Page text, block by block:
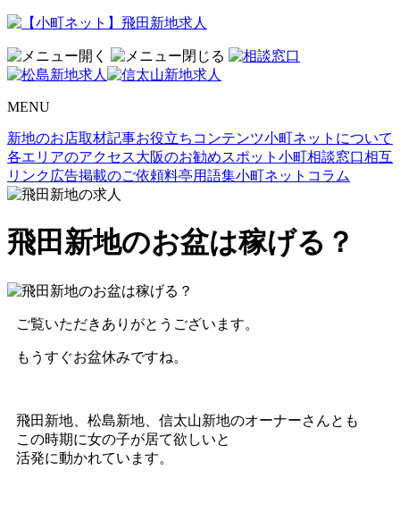
MENU
新地のお店取材記事お役立ちコンテンツ小町ネットについて
各エリアのアクセス大阪のお勧めスポット 小町相談窓口相互
リンク 広告掲載のご依頼料亭用語集小町ネットコラム
飛田新地のお盆は稼げる？
ご覧いただきありがとうございます。
もうすぐお盆休みですね。
飛田新地、松島新地、信太山新地のオーナーさんとも
この時期に女の子が居て欲しいと
活発に動かれています。